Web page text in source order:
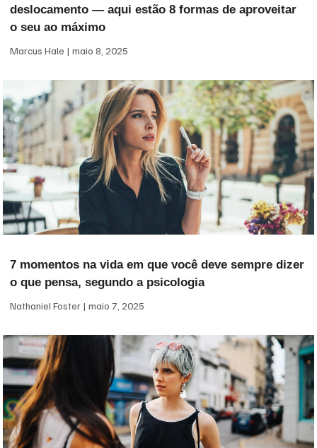
deslocamento — aqui estão 8 formas de aproveitar
o seu ao máximo
Marcus Hale maio 8, 2025
7 momentos na vida em que você deve sempre dizer
o que pensa, segundo a psicologia
Nathaniel Foster maio 7, 2025